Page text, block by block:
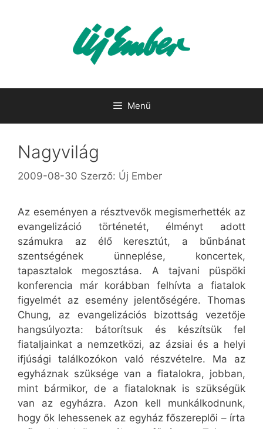
Menü
Nagyvilág
2009-08-30 Szerző: Új Ember
Az eseményen a résztvevők megismerhették az
evangelizáció történetét, élményt adott
számukra az élő keresztút, a bűnbánat
szentségének ünneplése, koncertek,
tapasztalok megosztása. A tajvani püspöki
konferencia már korábban felhívta a fiatalok
figyelmét az esemény jelentőségére. Thomas
Chung, az evangelizációs bizottság vezetője
hangsúlyozta: bátorítsuk és készítsük fel
fiataljainkat a nemzetközi, az ázsiai és a helyi
ifjúsági találkozókon való részvételre. Ma az
egyháznak szüksége van a fiatalokra, jobban,
mint bármikor, de a fiataloknak is szükségük
van az egyházra. Azon kell munkálkodnunk,
hogy ők lehessenek az egyház főszereplői – írta